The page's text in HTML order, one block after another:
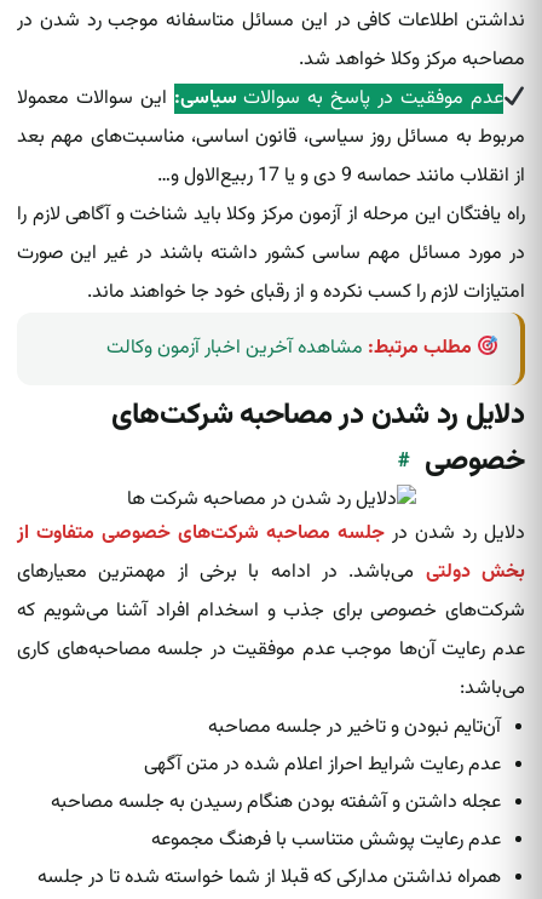
نداشتن اطلاعات کافی در این مسائل متاسفانه موجب رد شدن در
مصاحبه مرکز وکلا خواهد شد.
عدم موفقیت در پاسخ به سوالات سیاسی: این سوالات معمولا
مربوط به مسائل روز سیاسی، قانون اساسی، مناسبت‌های مهم بعد
از انقلاب مانند حماسه 9 دی و یا 17 ربیع‌الاول و…
راه یافتگان این مرحله از آزمون مرکز وکلا باید شناخت و آگاهی لازم را
در مورد مسائل مهم ساسی کشور داشته باشند در غیر این صورت
امتیازات لازم را کسب نکرده و از رقبای خود جا خواهند ماند.
مطلب مرتبط: مشاهده آخرین اخبار آزمون وکالت
دلایل رد شدن در مصاحبه شرکت‌های
خصوصی #
دلایل رد شدن در جلسه مصاحبه شرکت‌های خصوصی متفاوت از
بخش دولتی می‌باشد. در ادامه با برخی از مهمترین معیارهای
شرکت‌های خصوصی برای جذب و اسخدام افراد آشنا می‌شویم که
عدم رعایت آن‌ها موجب عدم موفقیت در جلسه مصاحبه‌های کاری
می‌باشد:
آن‌تایم نبودن و تاخیر در جلسه مصاحبه
عدم رعایت شرایط احراز اعلام شده در متن آگهی
عجله داشتن و آشفته بودن هنگام رسیدن به جلسه مصاحبه
عدم رعایت پوشش متناسب با فرهنگ مجموعه
همراه نداشتن مدارکی که قبلا از شما خواسته شده تا در جلسه